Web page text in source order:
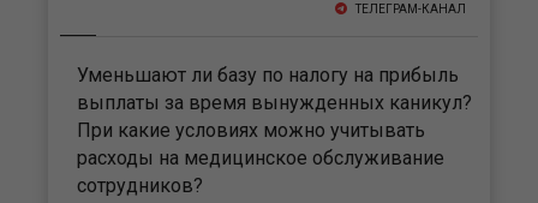
ТЕЛЕГРАМ-КАНАЛ
Уменьшают ли базу по налогу на прибыль
выплаты за время вынужденных каникул?
При какие условиях можно учитывать
расходы на медицинское обслуживание
сотрудников?